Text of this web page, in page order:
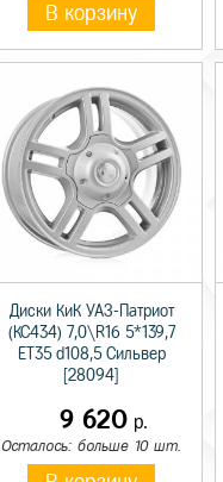
В корзину
Диски КиК УАЗ-Патриот
(КС434) 7,0\R16 5*139,7
ET35 d108,5 Сильвер
[28094]
9 620р.
Осталось: больше 10 шт.